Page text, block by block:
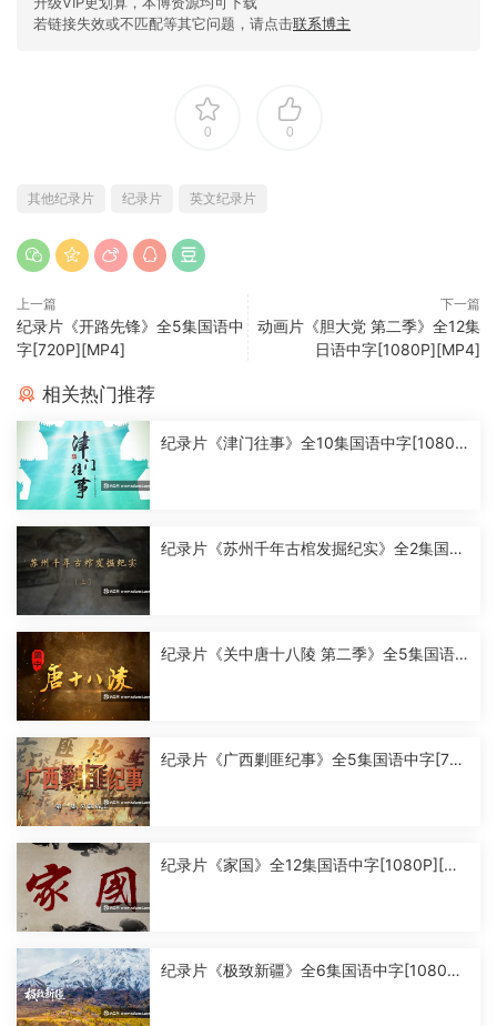
若链接失效或不匹配等其它问题，请点击联系博主
0 0
其他纪录片 纪录片 英文纪录片
上一篇
纪录片《开路先锋》全5集国语中
字[720P][MP4]
下一篇
动画片《胆大党 第二季》全12集
日语中字[1080P][MP4]
相关热门推荐
纪录片《津门往事》全10集国语中字[1080
纪录片《苏州千年古棺发掘纪实》全2集国语
纪录片《关中唐十八陵 第二季》全5集国语
纪录片《广西剿匪纪事》全5集国语中字[720
纪录片《家国》全12集国语中字[1080P][MP
纪录片《极致新疆》全6集国语中字[1080P]